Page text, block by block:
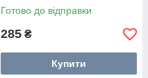
Готово до відправки
285 ₴
Купити